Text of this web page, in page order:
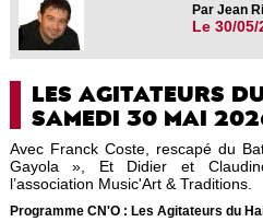
Par Jean
Le 30/05/
LES AGITATEURS
SAMEDI 30 MAI
Avec Franck Coste, rescapé du
Gayola », Et Didier et
l’association Music'Art & Traditions.
Programme CN'O : Les Agitateurs du